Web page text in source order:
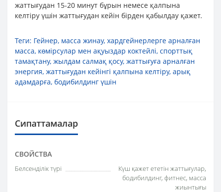
жаттығудан 15-20 минут бұрын немесе қалпына
келтіру үшін жаттығудан кейін бірден қабылдау қажет.
Теги: Гейнер, масса жинау, хардгейнерлерге арналған
масса, көмірсулар мен ақуыздар коктейлі, спорттық
тамақтану, жылдам салмақ қосу, жаттығуға арналған
энергия, жаттығудан кейінгі қалпына келтіру, арық
адамдарға, бодибилдинг үшін
Сипаттамалар
СВОЙСТВА
Белсенділік түрі
Күш қажет ететін жаттығулар,
бодибилдинг, фитнес, масса
жиынтығы